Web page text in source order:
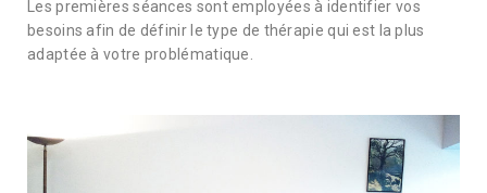
Les premières séances sont employées à identifier vos
besoins afin de définir le type de thérapie qui est la plus
adaptée à votre problématique.